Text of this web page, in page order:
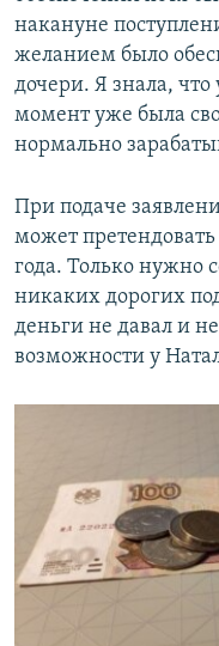
накануне
желанием было
дочери. Я знала,
момент уже была
нормально
При подаче
может
года. Только нужно
никаких дорогих
деньги не давал и
возможности у